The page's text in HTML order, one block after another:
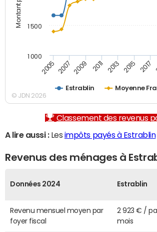
Estrablin Moyenne
2005 2007 2009 2011 2013 2015 2017
1 000
1 500
© JDN 2026
Classement des revenus
A lire aussi :Les impôts payés à Estrablin
Revenus des ménages à
Données 2024 Estrablin
Revenu mensuel moyen par
foyer fiscal
2 923 € /
mois